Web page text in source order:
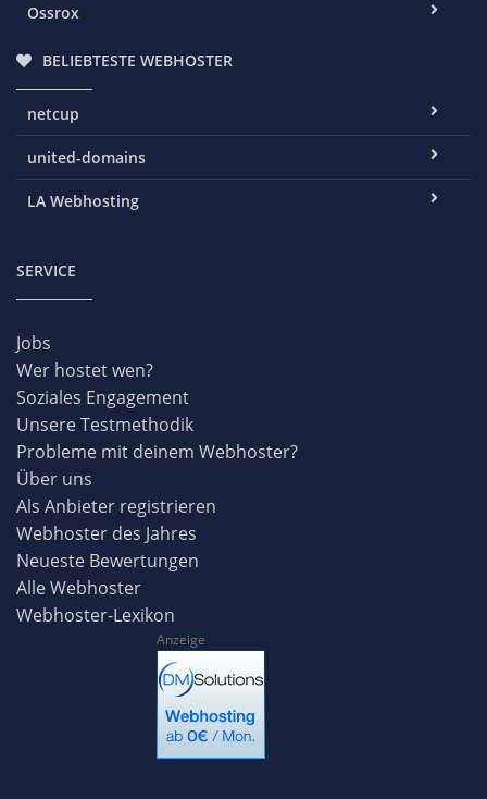
Ossrox
BELIEBTESTE WEBHOSTER
netcup
united-domains
LA Webhosting
SERVICE
Jobs
Wer hostet wen?
Soziales Engagement
Unsere Testmethodik
Probleme mit deinem Webhoster?
Über uns
Als Anbieter registrieren
Webhoster des Jahres
Neueste Bewertungen
Alle Webhoster
Webhoster-Lexikon
Anzeige